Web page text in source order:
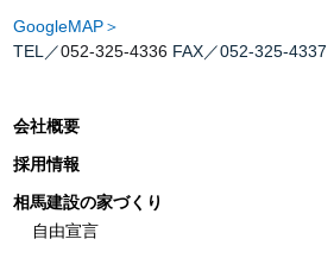
GoogleMAP＞
TEL／052-325-4336 FAX／052-325-4337
会社概要
採用情報
相馬建設の家づくり
自由宣言